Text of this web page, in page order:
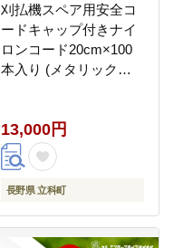
刈払機スペア用安全コ
ードキャップ付きナイ
ロンコード20cm×100
本入り (メタリック
13,000円
長野県 立科町